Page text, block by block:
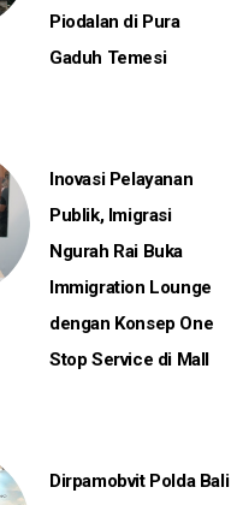
Piodalan di Pura
Gaduh Temesi
Inovasi Pelayanan
Publik, Imigrasi
Ngurah Rai Buka
Immigration Lounge
dengan Konsep One
Stop Service di Mall
Dirpamobvit Polda Bali